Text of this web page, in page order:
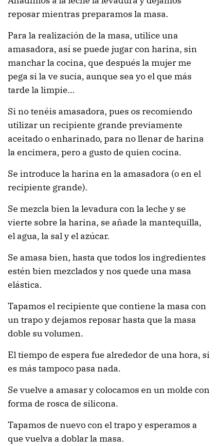
reposar mientras preparamos la masa.
Para la realización de la masa, utilice una
amasadora, así se puede jugar con harina, sin
manchar la cocina, que después la mujer me
pega si la ve sucia, aunque sea yo el que más
tarde la limpie…
Si no tenéis amasadora, pues os recomiendo
utilizar un recipiente grande previamente
aceitado o enharinado, para no llenar de harina
la encimera, pero a gusto de quien cocina.
Se introduce la harina en la amasadora (o en el
recipiente grande).
Se mezcla bien la levadura con la leche y se
vierte sobre la harina, se añade la mantequilla,
el agua, la sal y el azúcar.
Se amasa bien, hasta que todos los ingredientes
estén bien mezclados y nos quede una masa
elástica.
Tapamos el recipiente que contiene la masa con
un trapo y dejamos reposar hasta que la masa
doble su volumen.
El tiempo de espera fue alrededor de una hora, si
es más tampoco pasa nada.
Se vuelve a amasar y colocamos en un molde con
forma de rosca de silicona.
Tapamos de nuevo con el trapo y esperamos a
que vuelva a doblar la masa.